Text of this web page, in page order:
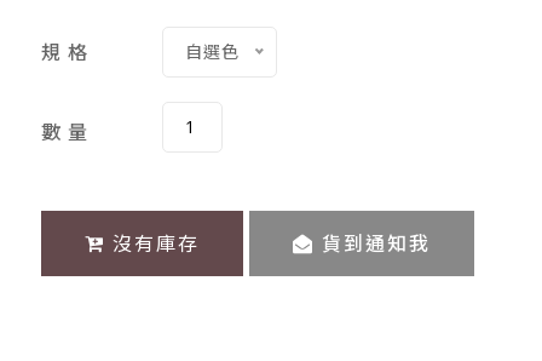
規 格 自選色
數 量
沒有庫存 貨到通知我